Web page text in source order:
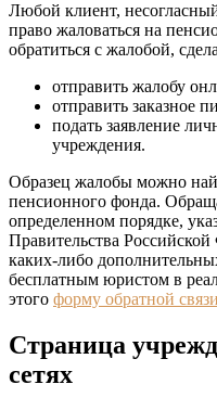
Любой клиент,
право жаловаться на
обратиться с жалобой,
отправить жалобу
отправить заказное
подать заявление
учреждения.
Образец жалобы можно
пенсионного фонда.
определенном порядке,
Правительства
каких-либо
бесплатным юристом в
этого форму обратной связи
Страница
сетях